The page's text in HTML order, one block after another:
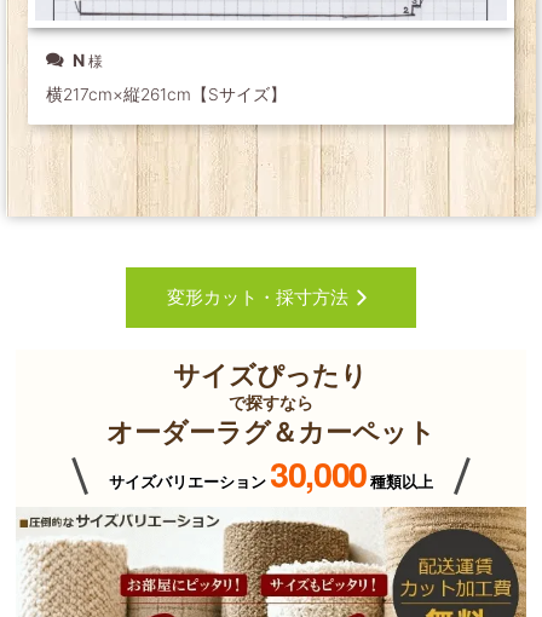
N
横217cm×縦261cm【Sサイズ】
変形カット・採寸方法
サイズぴったり
で探すなら
オーダーラグ＆カーペット
サイズバリエーション 30,000 種類以上